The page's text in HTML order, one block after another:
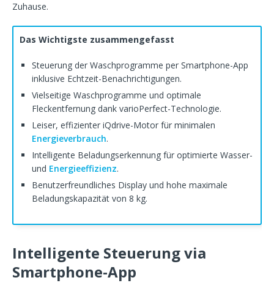
Zuhause.
Das Wichtigste zusammengefasst
Steuerung der Waschprogramme per Smartphone-App
inklusive Echtzeit-Benachrichtigungen.
Vielseitige Waschprogramme und optimale
Fleckentfernung dank varioPerfect-Technologie.
Leiser, effizienter iQdrive-Motor für minimalen
Energieverbrauch.
Intelligente Beladungserkennung für optimierte Wasser-
und Energieeffizienz.
Benutzerfreundliches Display und hohe maximale
Beladungskapazität von 8 kg.
Intelligente Steuerung via
Smartphone-App